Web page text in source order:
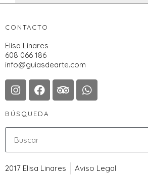
CONTACTO
Elisa Linares
608 066 186
info@guiasdearte.com
BÚSQUEDA
2017 Elisa Linares Aviso Legal